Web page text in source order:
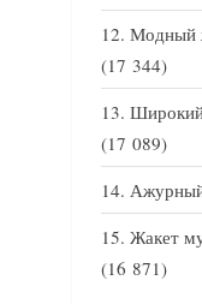
Модный
(17 344)
Широкий
(17 089)
Жакет
(16 871)